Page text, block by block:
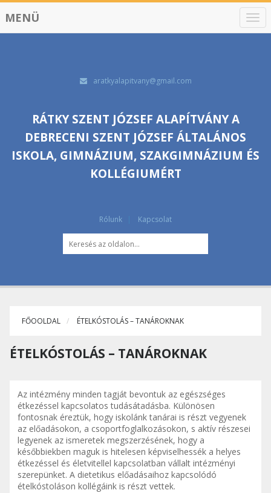
N
a
MENÜ
aratkyalapitvany@gmail.com
RÁTKY SZENT JÓZSEF ALAPÍTVÁNY A
DEBRECENI SZENT JÓZSEF ÁLTALÁNOS
ISKOLA, GIMNÁZIUM, SZAKGIMNÁZIUM ÉS
KOLLÉGIUMÉRT
Rólunk Kapcsolat
FŐOOLDAL ÉTELKÓSTOLÁS – TANÁROKNAK
ÉTELKÓSTOLÁS – TANÁROKNAK
Az intézmény minden tagját bevontuk az egészséges
étkezéssel kapcsolatos tudásátadásba. Különösen
fontosnak éreztük, hogy iskolánk tanárai is részt vegyenek
az előadásokon, a csoportfoglalkozásokon, s aktív részesei
legyenek az ismeretek megszerzésének, hogy a
későbbiekben maguk is hitelesen képviselhessék a helyes
étkezéssel és életvitellel kapcsolatban vállalt intézményi
szerepünket. A dietetikus előadásaihoz kapcsolódó
ételkóstoláson kollégáink is részt vettek.